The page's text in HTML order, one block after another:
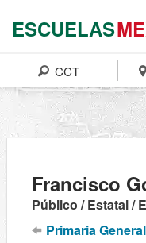
ESCUELAS
CCT
Francisco
Público / Estatal /
Primaria General